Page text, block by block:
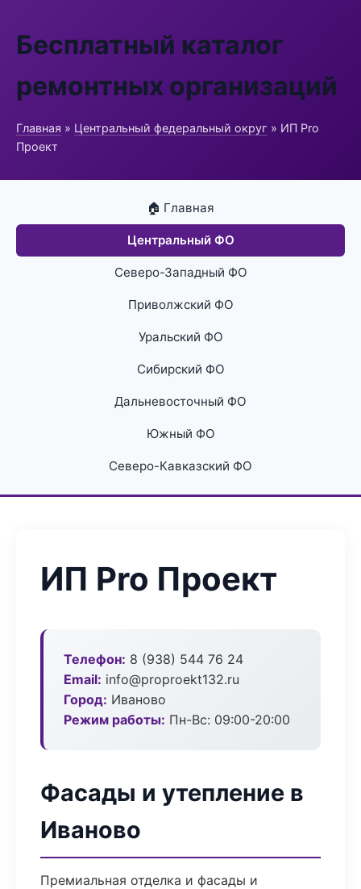
Бесплатный каталог
ремонтных организаций
Главная » Центральный федеральный округ » ИП Pro
Проект
🏠 Главная
Центральный ФО
Северо-Западный ФО
Приволжский ФО
Уральский ФО
Сибирский ФО
Дальневосточный ФО
Южный ФО
Северо-Кавказский ФО
ИП Pro Проект
Телефон: 8 (938) 544 76 24
Email: info@proproekt132.ru
Город: Иваново
Режим работы: Пн-Вс: 09:00-20:00
Фасады и утепление в
Иваново
Премиальная отделка и фасады и